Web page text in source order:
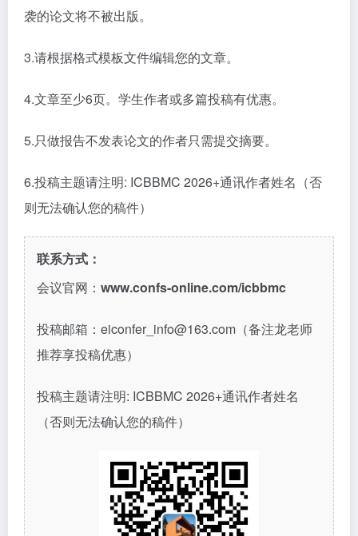
袭的论文将不被出版。
3.请根据格式模板文件编辑您的文章。
4.文章至少6页。学生作者或多篇投稿有优惠。
5.只做报告不发表论文的作者只需提交摘要。
6.投稿主题请注明: ICBBMC 2026+通讯作者姓名（否
则无法确认您的稿件）
联系方式：
会议官网： www.confs-online.com/icbbmc
投稿邮箱： eiconfer_info@163.com（备注龙老师
推荐享投稿优惠）
投稿主题请注明: ICBBMC 2026+通讯作者姓名
（否则无法确认您的稿件）